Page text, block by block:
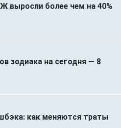
выросли более чем на 40%
зодиака на сегодня — 8
как меняются траты